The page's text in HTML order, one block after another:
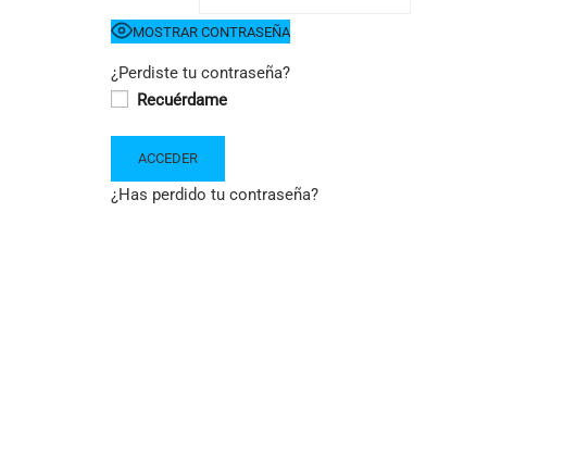
MOSTRAR CONTRASEÑA
¿Perdiste tu contraseña?
Recuérdame
¿Has perdido tu contraseña?